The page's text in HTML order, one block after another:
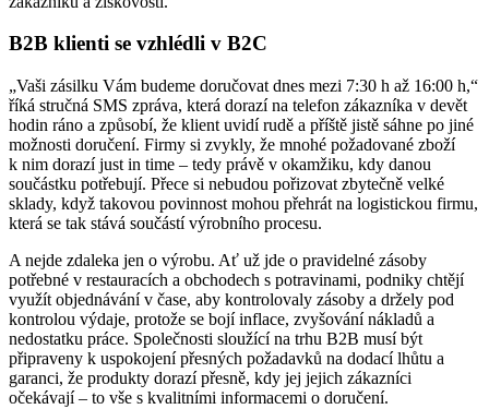
B2B klienti se vzhlédli v B2C
„Vaši zásilku Vám budeme doručovat dnes mezi 7:30 h až 16:00 h,“
říká stručná SMS zpráva, která dorazí na telefon zákazníka v devět
hodin ráno a způsobí, že klient uvidí rudě a příště jistě sáhne po jiné
možnosti doručení. Firmy si zvykly, že mnohé požadované zboží
k nim dorazí just in time – tedy právě v okamžiku, kdy danou
součástku potřebují. Přece si nebudou pořizovat zbytečně velké
sklady, když takovou povinnost mohou přehrát na logistickou firmu,
která se tak stává součástí výrobního procesu.
A nejde zdaleka jen o výrobu. Ať už jde o pravidelné zásoby
potřebné v restauracích a obchodech s potravinami, podniky chtějí
využít objednávání v čase, aby kontrolovaly zásoby a držely pod
kontrolou výdaje, protože se bojí inflace, zvyšování nákladů a
nedostatku práce. Společnosti sloužící na trhu B2B musí být
připraveny k uspokojení přesných požadavků na dodací lhůtu a
garanci, že produkty dorazí přesně, kdy jej jejich zákazníci
očekávají – to vše s kvalitními informacemi o doručení.